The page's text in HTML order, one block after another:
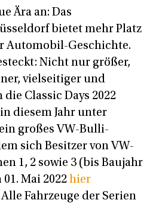
Ära an: Das
bietet mehr Platz
Automobil-Geschichte.
Nicht nur größer,
vielseitiger und
Classic Days 2022
diesem Jahr unter
großes VW-Bulli-
sich Besitzer von VW-
1, 2 sowie 3 (bis Baujahr
Mai 2022 hier
Fahrzeuge der Serien